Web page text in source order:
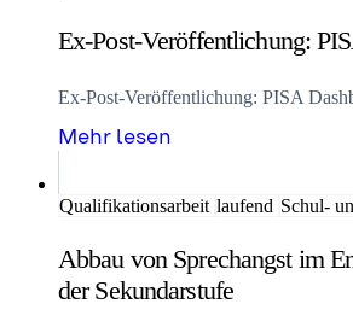
Ex-Post-Veröffentlichung:
Ex-Post-Veröffentlichung: PISA
Mehr lesen
Qualifikationsarbeit laufend Schul-
Abbau von Sprechangst im
der Sekundarstufe